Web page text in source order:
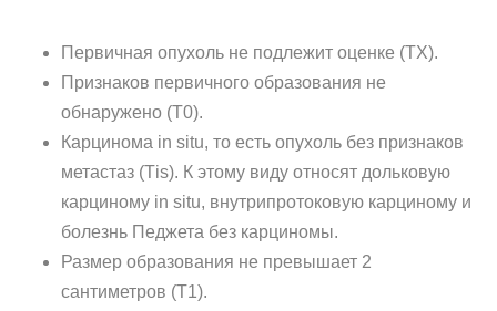
Первичная опухоль не подлежит оценке (ТХ).
Признаков первичного образования не
обнаружено (Т0).
Карцинома in situ, то есть опухоль без признаков
метастаз (Тis). К этому виду относят дольковую
карциному in situ, внутрипротоковую карциному и
болезнь Педжета без карциномы.
Размер образования не превышает 2
сантиметров (Т1).